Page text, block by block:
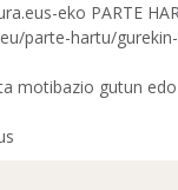
eko PARTE
parte-hartu/
motibazio gutun